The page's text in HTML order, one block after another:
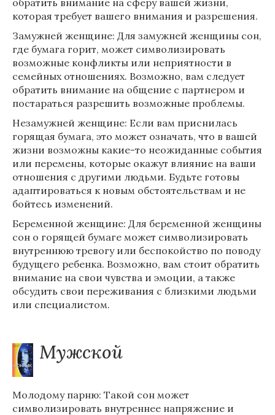
обратить внимание на сферу вашей жизни,
которая требует вашего внимания и разрешения.
Замужней женщине: Для замужней женщины сон,
где бумага горит, может символизировать
возможные конфликты или неприятности в
семейных отношениях. Возможно, вам следует
обратить внимание на общение с партнером и
постараться разрешить возможные проблемы.
Незамужней женщине: Если вам приснилась
горящая бумага, это может означать, что в вашей
жизни возможны какие-то неожиданные события
или перемены, которые окажут влияние на ваши
отношения с другими людьми. Будьте готовы
адаптироваться к новым обстоятельствам и не
бойтесь изменений.
Беременной женщине: Для беременной женщины
сон о горящей бумаге может символизировать
внутреннюю тревогу или беспокойство по поводу
будущего ребенка. Возможно, вам стоит обратить
внимание на свои чувства и эмоции, а также
обсудить свои переживания с близкими людьми
или специалистом.
Мужской
Молодому парню: Такой сон может
символизировать внутреннее напряжение и